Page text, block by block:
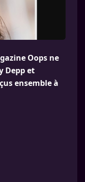
Oops ne
Depp et
ensemble à